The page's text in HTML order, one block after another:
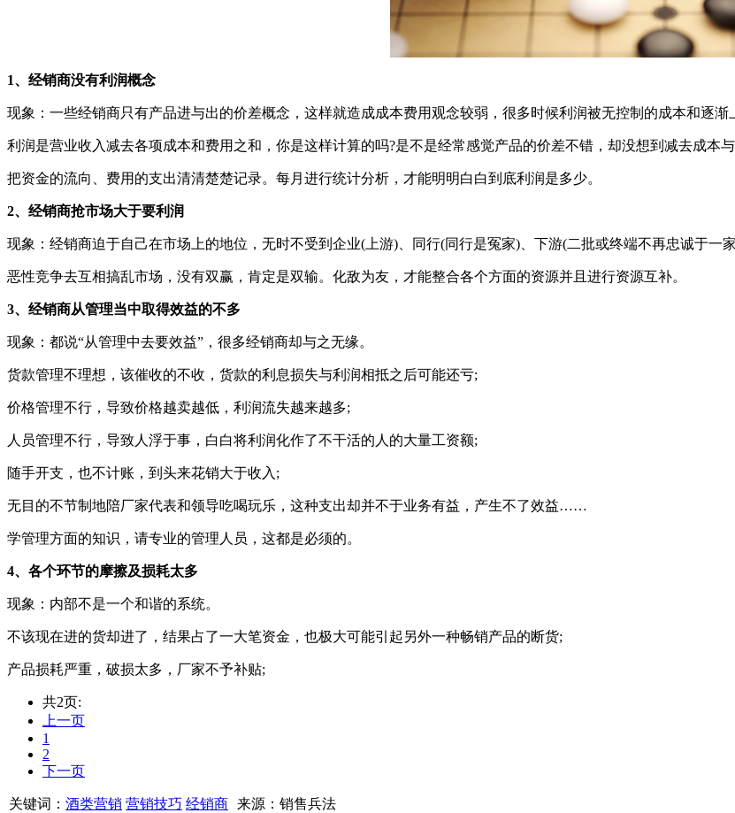
1、经销商没有利润概念
现象：一些经销商只有产品进与出的价差概念，这样就造成成本费用观念较弱，很多时候利润被无控制的成本和逐渐
利润是营业收入减去各项成本和费用之和，你是这样计算的吗?是不是经常感觉产品的价差不错，却没想到减去成本
把资金的流向、费用的支出清清楚楚记录。每月进行统计分析，才能明明白白到底利润是多少。
2、经销商抢市场大于要利润
现象：经销商迫于自己在市场上的地位，无时不受到企业(上游)、同行(同行是冤家)、下游(二批或终端不再忠诚于一
恶性竞争去互相搞乱市场，没有双赢，肯定是双输。化敌为友，才能整合各个方面的资源并且进行资源互补。
3、经销商从管理当中取得效益的不多
现象：都说“从管理中去要效益”，很多经销商却与之无缘。
货款管理不理想，该催收的不收，货款的利息损失与利润相抵之后可能还亏;
价格管理不行，导致价格越卖越低，利润流失越来越多;
人员管理不行，导致人浮于事，白白将利润化作了不干活的人的大量工资额;
随手开支，也不计账，到头来花销大于收入;
无目的不节制地陪厂家代表和领导吃喝玩乐，这种支出却并不于业务有益，产生不了效益……
学管理方面的知识，请专业的管理人员，这都是必须的。
4、各个环节的摩擦及损耗太多
现象：内部不是一个和谐的系统。
不该现在进的货却进了，结果占了一大笔资金，也极大可能引起另外一种畅销产品的断货;
产品损耗严重，破损太多，厂家不予补贴;
共2页:
上一页
1
2
下一页
关键词： 酒类营销 营销技巧 经销商 来源：销售兵法